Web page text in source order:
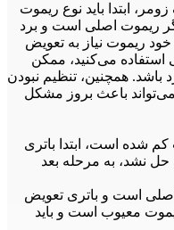
ابتدا باید نوع ریموت
ریموت اصلی است و برد
ریموت نیاز به تعویض
استفاده می‌کنید، ممکن
باشد. همچنین، تنظیم نبودن
باعث بروز مشکل
شده است، ابتدا باتری
حل نشد، به مرحله بعد
است و باتری تعویض
معیوب است و باید